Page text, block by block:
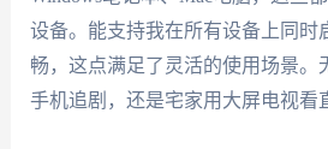
设备。能支持我在所有设备上同时
畅，这点满足了灵活的使用场景。
手机追剧，还是宅家用大屏电视看